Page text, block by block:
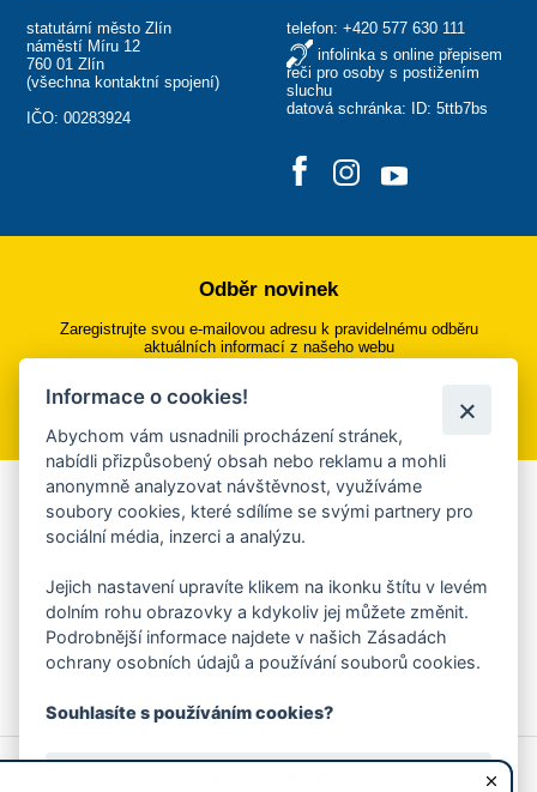
statutární město Zlín
náměstí Míru 12
760 01 Zlín
(všechna kontaktní spojení)
IČO: 00283924
telefon: +420 577 630 111
infolinka s online přepisem
řeči pro osoby s postižením
sluchu
datová schránka: ID: 5ttb7bs
Odběr novinek
Zaregistrujte svou e-mailovou adresu k pravidelnému odběru
aktuálních informací z našeho webu
Přihlásit se k odběru
Aplikace Mobilní rozhlas
Chcete dostávat do svého mobilu či mailu upozornění na
ankety, pozvánky na kulturní a sportovní akce?
Více informací o aplikaci
© 2026 Magistrát města Zlína
Prohlášení o používání cookies
Informace o cookies!
Abychom vám usnadnili procházení stránek,
nabídli přizpůsobený obsah nebo reklamu a mohli
anonymně analyzovat návštěvnost, využíváme
soubory cookies, které sdílíme se svými partnery pro
sociální média, inzerci a analýzu.
Jejich nastavení upravíte klikem na ikonku štítu v levém
dolním rohu obrazovky a kdykoliv jej můžete změnit.
Podrobnější informace najdete v našich Zásadách
ochrany osobních údajů a používání souborů cookies.
Souhlasíte s používáním cookies?